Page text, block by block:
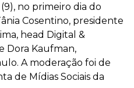
no primeiro dia do
Cosentino, presidente
head Digital &
Dora Kaufman,
A moderação foi de
de Mídias Sociais da